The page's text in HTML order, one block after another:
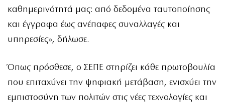
καθημερινότητά μας: από δεδομένα ταυτοποίησης
και έγγραφα έως ανέπαφες συναλλαγές και
υπηρεσίες», δήλωσε.
Όπως πρόσθεσε, ο ΣΕΠΕ στηρίζει κάθε πρωτοβουλία
που επιταχύνει την ψηφιακή μετάβαση, ενισχύει την
εμπιστοσύνη των πολιτών στις νέες τεχνολογίες και